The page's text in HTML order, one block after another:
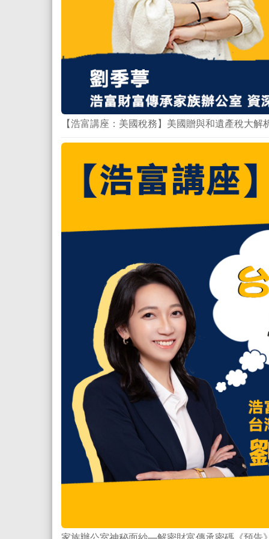
【浩富講座：美國稅務】美國贈與和遺產稅大解